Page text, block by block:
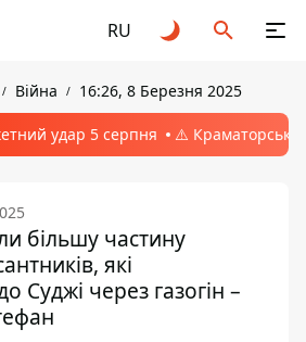
RU
Війна 16:26, 8 Березня 2025
удар 5 серпня ⚠️ Краматорськ,
більшу частину
які
Суджі через газогін –